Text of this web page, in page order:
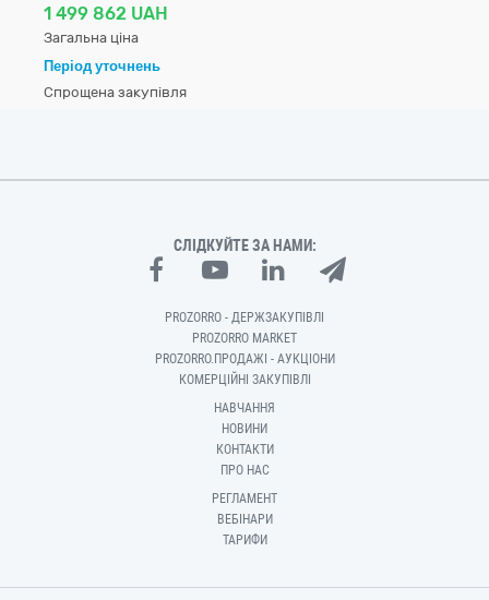
1 499 862 UAH
Загальна ціна
Період уточнень
Спрощена закупівля
СЛІДКУЙТЕ ЗА НАМИ:
PROZORRO - ДЕРЖЗАКУПІВЛІ
PROZORRO MARKET
PROZORRO.ПРОДАЖІ - АУКЦІОНИ
КОМЕРЦІЙНІ ЗАКУПІВЛІ
НАВЧАННЯ
НОВИНИ
КОНТАКТИ
ПРО НАС
РЕГЛАМЕНТ
ВЕБІНАРИ
ТАРИФИ